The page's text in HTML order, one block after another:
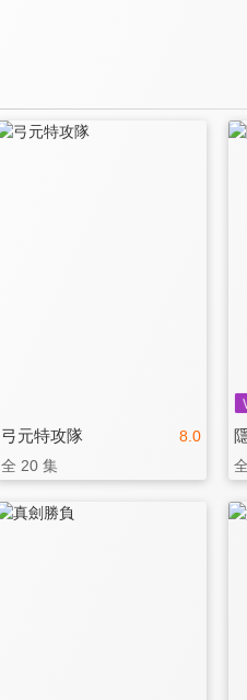
8.0
弓元特攻隊
全 20 集